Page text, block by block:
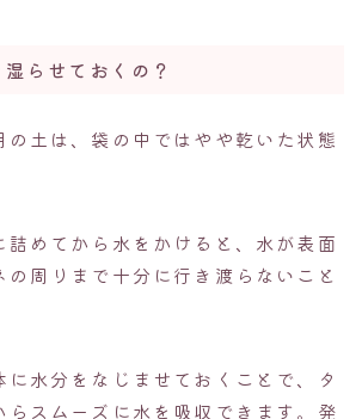
らせておくの？
の土は、袋の中ではやや乾いた状態
詰めてから水をかけると、水が表面
の周りまで十分に行き渡らないこと
に水分をなじませておくことで、タ
らスムーズに水を吸収できます。発